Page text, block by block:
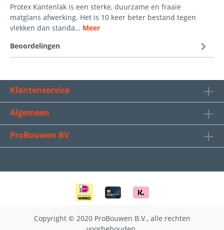
Protex Kantenlak is een sterke, duurzame en fraaie
matglans afwerking. Het is 10 keer beter bestand tegen
vlekken dan standa… Meer
Beoordelingen
Klantenservice
Algemeen
ProBouwen BV
Copyright © 2020 ProBouwen B.V., alle rechten